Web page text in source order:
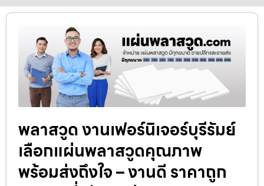
พลาสวูด งานเฟอร์นิเจอร์บุรีรัมย์
เลือกแผ่นพลาสวูดคุณภาพ
พร้อมส่งถึงใจ – งานดี ราคาถูก